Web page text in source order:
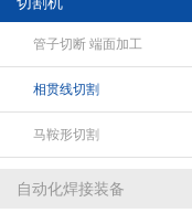
管子切断 端面加工
相贯线切割
马鞍形切割
自动化焊接装备